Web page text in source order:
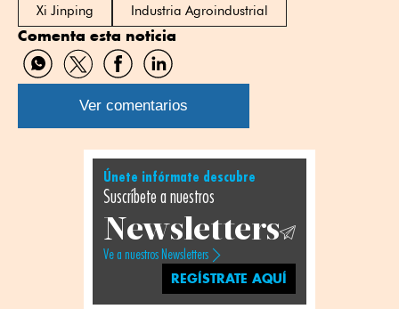
Xi Jinping
Industria Agroindustrial
Comenta esta noticia
Compartir
por
WhatsApp
Compartir
por
Twitter
Compartir
por
Facebook
Compartir
por
Linkedin
Ver comentarios
Únete infórmate descubre
Suscríbete a nuestros
Newsletters
Ve a nuestros Newsletters
REGÍSTRATE AQUÍ